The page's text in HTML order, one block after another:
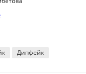
Дипфейк